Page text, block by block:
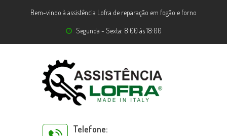
Bem-vindo à assistência Lofra de reparação em fogão e forno
Segunda - Sexta: 8:00 às 18:00
Telefone: